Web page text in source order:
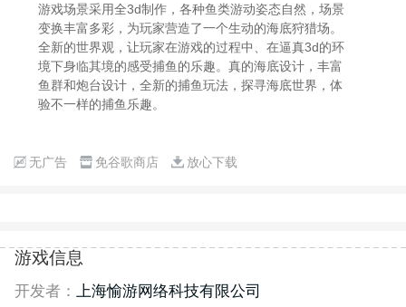
游戏场景采用全3d制作，各种鱼类游动姿态自然，场景
变换丰富多彩，为玩家营造了一个生动的海底狩猎场。
全新的世界观，让玩家在游戏的过程中、在逼真3d的环
境下身临其境的感受捕鱼的乐趣。真的海底设计，丰富
鱼群和炮台设计，全新的捕鱼玩法，探寻海底世界，体
验不一样的捕鱼乐趣。
无广告 免谷歌商店 放心下载
游戏信息
开发者： 上海愉游网络科技有限公司